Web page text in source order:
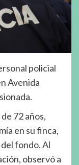
policial
Avenida
72 años,
en su finca,
fondo. Al
observó a